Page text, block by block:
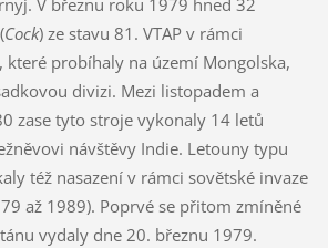
V březnu roku 1979 hned 32
Cock) ze stavu 81. VTAP v rámci
které probíhaly na území Mongolska,
divizi. Mezi listopadem a
zase tyto stroje vykonaly 14 letů
návštěvy Indie. Letouny typu
též nasazení v rámci sovětské invaze
až 1989). Poprvé se přitom zmíněné
vydaly dne 20. březnu 1979.